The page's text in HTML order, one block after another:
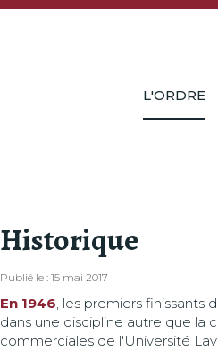
L'ORDRE
Historique
Publié le : 15 mai 2017
En 1946, les premiers
dans une discipline autre que la
commerciales de l'Université